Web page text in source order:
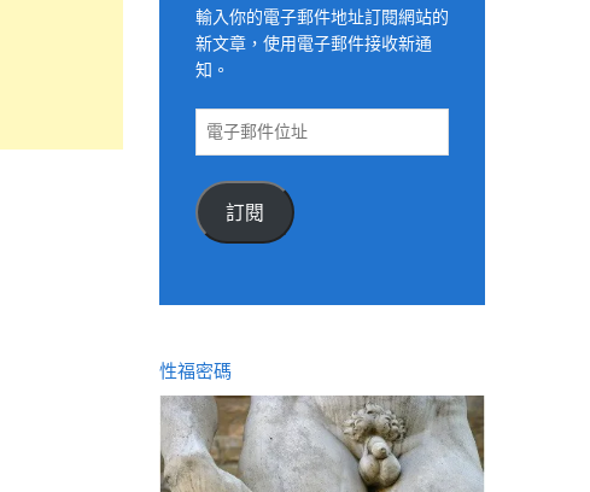
輸入你的電子郵件地址訂閱網站的
新文章，使用電子郵件接收新通
知。
電
件
位
訂閱
性福密碼